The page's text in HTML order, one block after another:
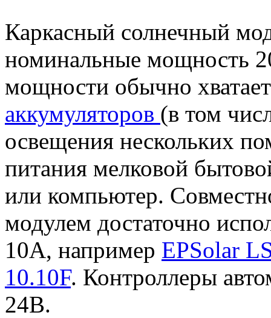
Каркасный солнечный
номинальные мощность
мощности обычно
аккумуляторов (в том
освещения нескольких
питания мелковой
или компьютер.
модулем достаточно
10А, например EPSolar
10.10F. Контроллеры
24В.